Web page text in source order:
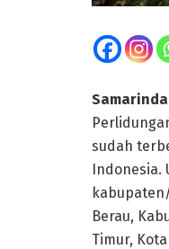
sudah
Indonesia.
Berau,
Timur,